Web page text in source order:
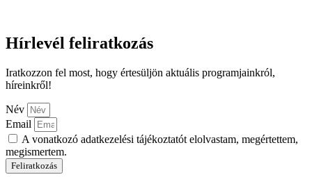
Hírlevél feliratkozás
Iratkozzon fel most, hogy értesüljön aktuális programjainkról,
híreinkről!
Név
Email
A vonatkozó adatkezelési tájékoztatót elolvastam, megértettem,
megismertem.
Feliratkozás